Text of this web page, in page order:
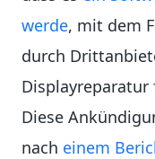
werde, mit dem
durch
Diese
nach einem